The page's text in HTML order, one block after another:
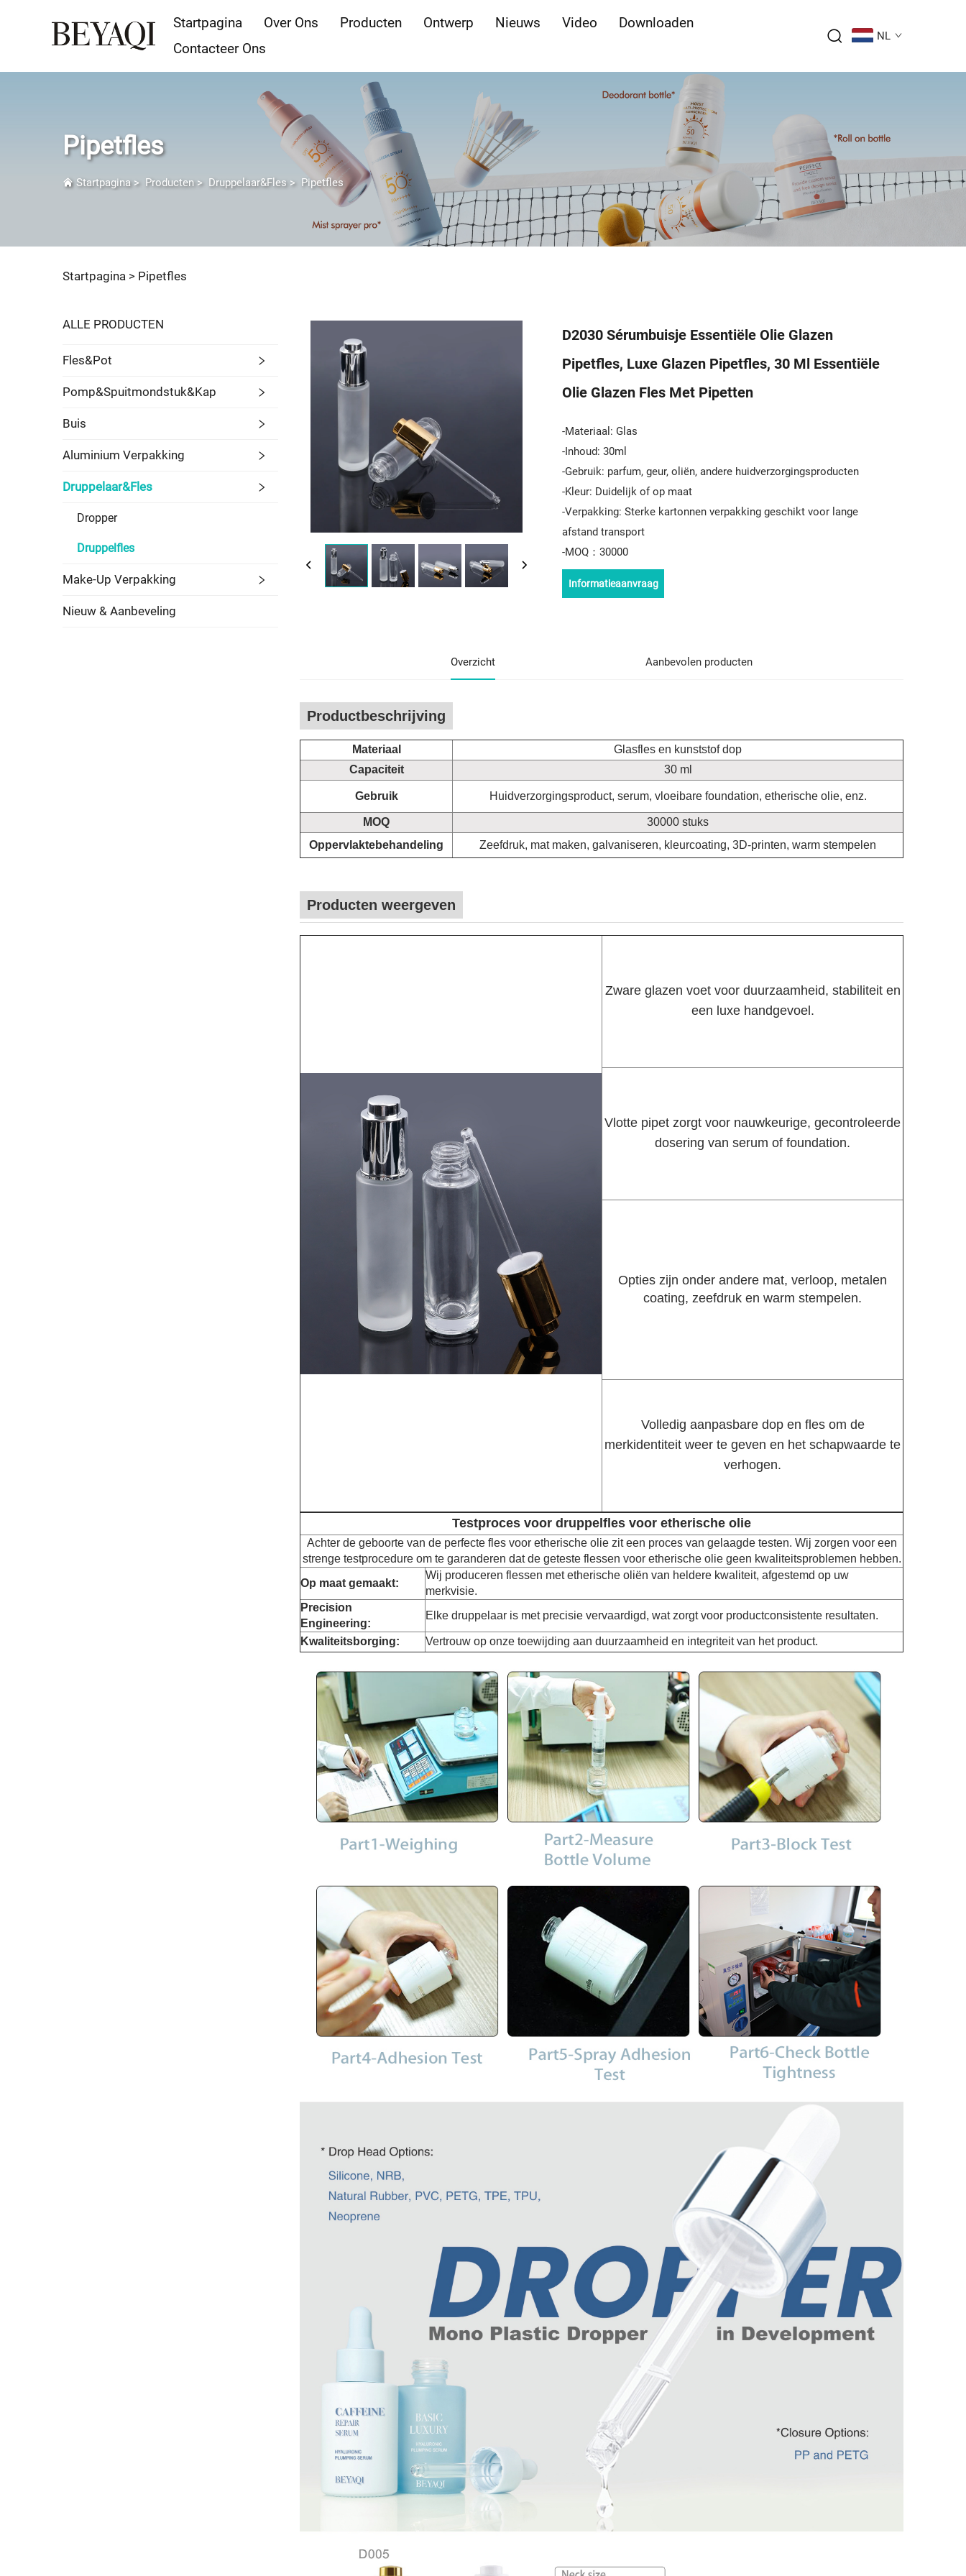
Startpagina Over Ons Producten Ontwerp Nieuws Video
Downloaden
Contacteer Ons
NL
Pipetfles
Startpagina> Producten> Druppelaar&Fles> Pipetfles
Startpagina > Pipetfles
ALLE PRODUCTEN
Fles&Pot
Pomp&Spuitmondstuk&Kap
Buis
Aluminium Verpakking
Druppelaar&Fles
Dropper
Druppelfles
Make-Up Verpakking
Nieuw & Aanbeveling
D2030 Sérumbuisje Essentiële Olie Glazen
Pipetfles, Luxe Glazen Pipetfles, 30 Ml Essentiële
Olie Glazen Fles Met Pipetten
-Materiaal: Glas
-Inhoud: 30ml
-Gebruik: parfum, geur, oliën, andere huidverzorgingsproducten
-Kleur: Duidelijk of op maat
-Verpakking: Sterke kartonnen verpakking geschikt voor lange
afstand transport
-MOQ：30000
Informatieaanvraag
Overzicht Aanbevolen producten
Productbeschrijving
Materiaal
Glasfles en kunststof dop
Capaciteit
30 ml
Gebruik Huidverzorgingsproduct, serum, vloeibare foundation, etherische olie, enz.
MOQ
30000 stuks
Oppervlaktebehandeling
Zeefdruk, mat maken, galvaniseren, kleurcoating, 3D-printen, warm stempelen
Producten weergeven
Zware glazen voet voor duurzaamheid, stabiliteit en
een luxe handgevoel.
Vlotte pipet zorgt voor nauwkeurige, gecontroleerde
dosering van serum of foundation.
Opties zijn onder andere mat, verloop, metalen
coating, zeefdruk en warm stempelen.
Volledig aanpasbare dop en fles om de
merkidentiteit weer te geven en het schapwaarde te
verhogen.
Testproces voor druppelfles voor etherische olie
Achter de geboorte van de perfecte fles voor etherische olie zit een proces van gelaagde testen. Wij zorgen voor een
strenge testprocedure om te garanderen dat de geteste flessen voor etherische olie geen kwaliteitsproblemen hebben.
Op maat gemaakt:
Wij produceren flessen met etherische oliën van heldere kwaliteit, afgestemd op uw
merkvisie.
Precision
Engineering:
Elke druppelaar is met precisie vervaardigd, wat zorgt voor productconsistente resultaten.
Kwaliteitsborging: Vertrouw op onze toewijding aan duurzaamheid en integriteit van het product.